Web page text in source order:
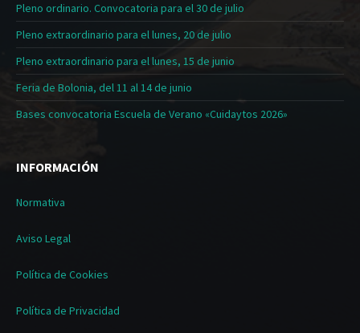
Pleno ordinario. Convocatoria para el 30 de julio
Pleno extraordinario para el lunes, 20 de julio
Pleno extraordinario para el lunes, 15 de junio
Feria de Bolonia, del 11 al 14 de junio
Bases convocatoria Escuela de Verano «Cuidaytos 2026»
INFORMACIÓN
Normativa
Aviso Legal
Política de Cookies
Política de Privacidad